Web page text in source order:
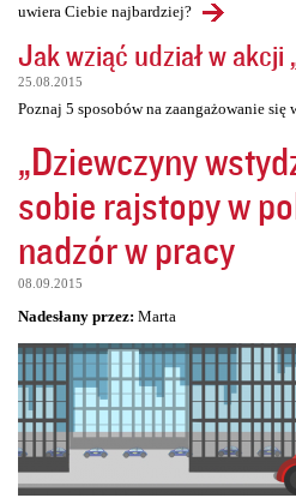
uwiera Ciebie najbardziej?
Jak wziąć udział w akcji
25.08.2015
Poznaj 5 sposobów na zaangażowanie się
„Dziewczyny
sobie rajstopy w
nadzór w pracy
08.09.2015
Nadesłany przez: Marta